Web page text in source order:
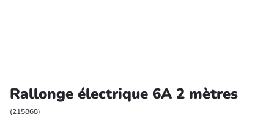
Bricolage et auto
Rallonge électrique 6A 2 mètres
(215868)